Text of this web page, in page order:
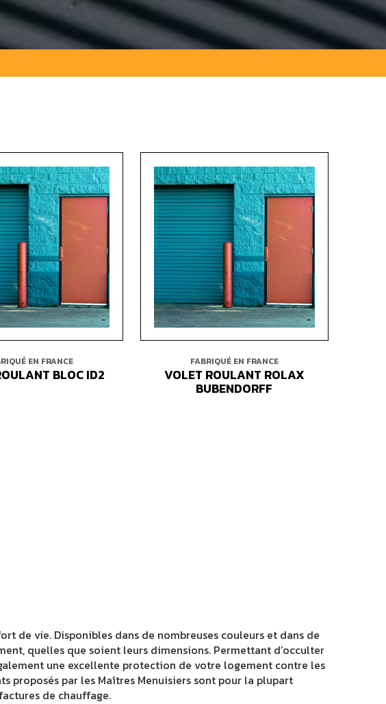
EN FRANCE
BLOC ID2
FABRIQUÉ EN FRANCE
VOLET ROULANT ROLAX
BUBENDORFF
de vie. Disponibles dans de nombreuses couleurs et dans de
quelles que soient leurs dimensions. Permettant d’occulter
une excellente protection de votre logement contre les
par les Maîtres Menuisiers sont pour la plupart
de chauffage.